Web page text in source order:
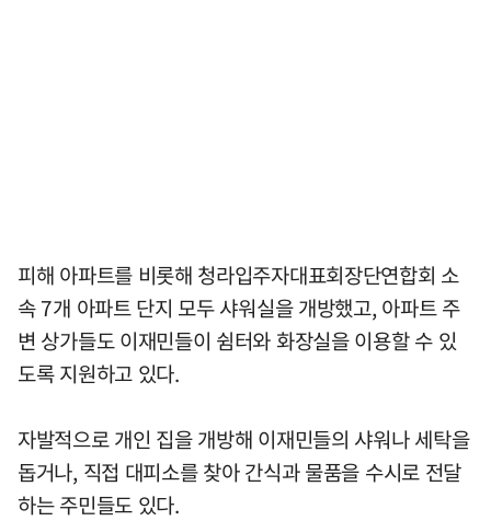
피해 아파트를 비롯해 청라입주자대표회장단연합회 소
속 7개 아파트 단지 모두 샤워실을 개방했고, 아파트 주
변 상가들도 이재민들이 쉼터와 화장실을 이용할 수 있
도록 지원하고 있다.
자발적으로 개인 집을 개방해 이재민들의 샤워나 세탁을
돕거나, 직접 대피소를 찾아 간식과 물품을 수시로 전달
하는 주민들도 있다.